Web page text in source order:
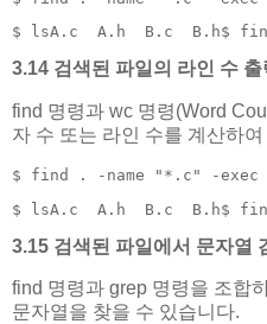
$ lsA.c  A.h  B.c  B.h$
3.14 검색된 파일의 라인 수
find 명령과 wc 명령(Word
자 수 또는 라인 수를 계산하
$ find . -name "*.c" -exec
$ lsA.c  A.h  B.c  B.h$
3.15 검색된 파일에서 문자열
find 명령과 grep 명령을 조합
문자열을 찾을 수 있습니다.